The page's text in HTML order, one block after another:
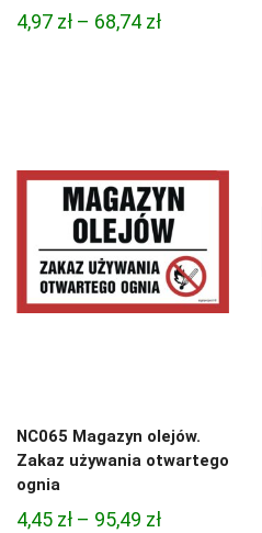
4,97 zł – 68,74 złZakres
68,74 zł
NC065 Magazyn olejów.
Zakaz używania otwartego
ognia
4,45 zł – 95,49 złZakres